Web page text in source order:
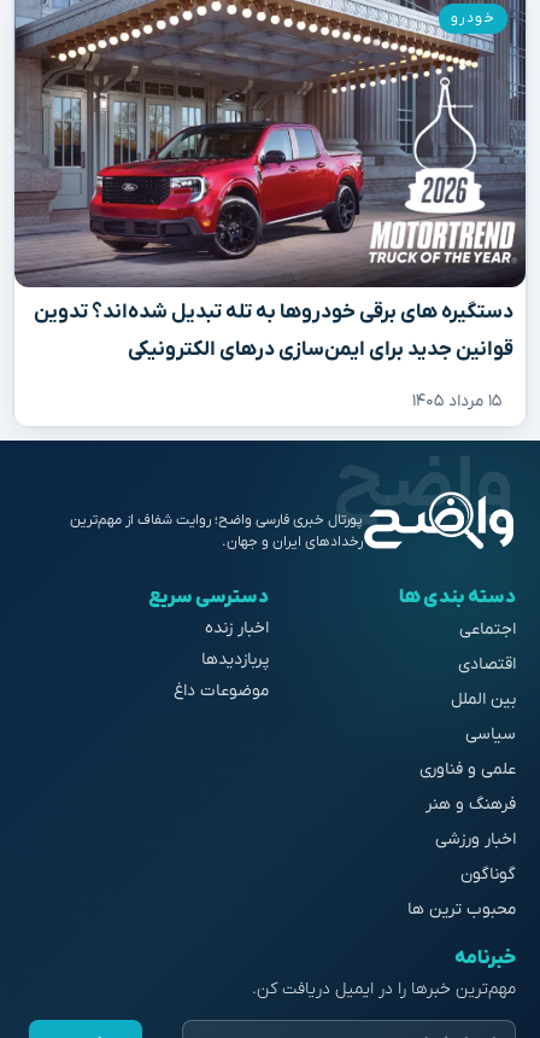
دستگیره‌ های برقی خودروها به تله تبدیل شده‌اند؟ تدوین
قوانین جدید برای ایمن‌سازی درهای الکترونیکی
۱۵ مرداد ۱۴۰۵
خودرو
پورتال خبری فارسی واضح؛ روایت شفاف از مهم‌ترین
رخدادهای ایران و جهان.
دسته بندی ها
اجتماعی
اقتصادی
بین الملل
سیاسی
علمی و فناوری
فرهنگ و هنر
اخبار ورزشی
گوناگون
محبوب ترین ها
دسترسی سریع
اخبار زنده
پربازدیدها
موضوعات داغ
خبرنامه
مهم‌ترین خبرها را در ایمیل دریافت کن.